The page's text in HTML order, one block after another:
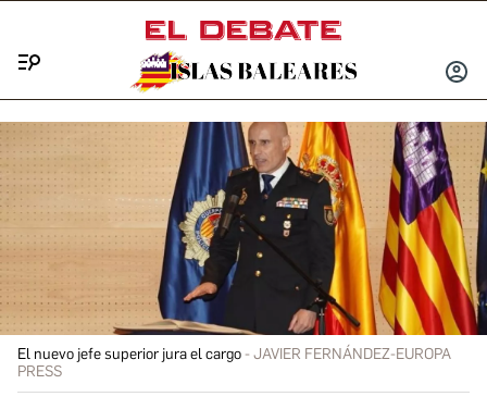
INICIAR
El nuevo jefe superior jura el cargo
JAVIER FERNÁNDEZ-EUROPA
PRESS